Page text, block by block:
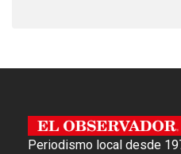
Periodismo local desde